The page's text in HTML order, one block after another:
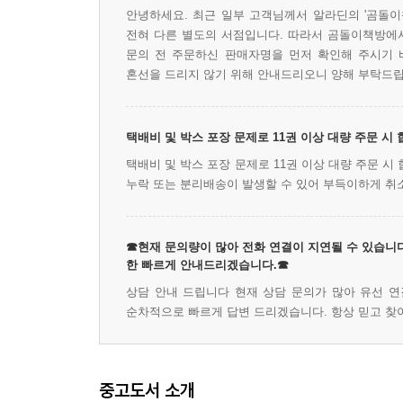
안녕하세요. 최근 일부 고객님께서 알라딘의 '곰돌
전혀 다른 별도의 서점입니다. 따라서 곰돌이책방
문의 전 주문하신 판매자명을 먼저 확인해 주시
혼선을 드리지 않기 위해 안내드리오니 양해 부탁드
택배비 및 박스 포장 문제로 11권 이상 대량 주문 시
택배비 및 박스 포장 문제로 11권 이상 대량 주문
누락 또는 분리배송이 발생할 수 있어 부득이하게 취
☎현재 문의량이 많아 전화 연결이 지연될 수 있습니
한 빠르게 안내드리겠습니다.☎
상담 안내 드립니다 현재 상담 문의가 많아 유선
순차적으로 빠르게 답변 드리겠습니다. 항상 믿고
중고도서 소개